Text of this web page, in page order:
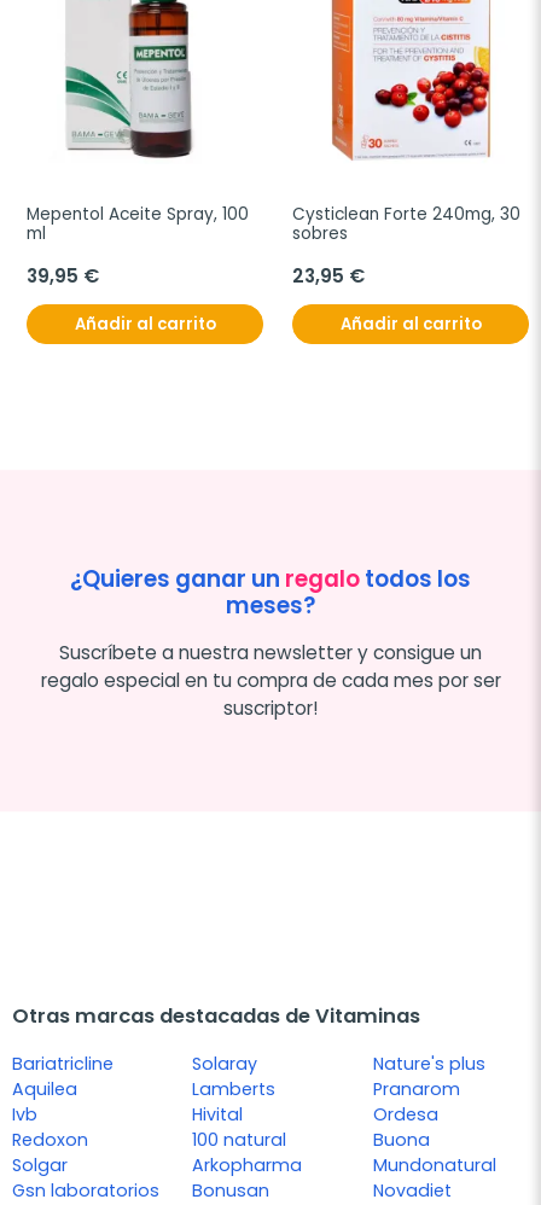
Mepentol Aceite Spray, 100
ml
39,95 €
Añadir al carrito
Cysticlean Forte 240mg, 30
sobres
23,95 €
Añadir al carrito
¿Quieres ganar un regalotodos los
meses?
Suscríbete a nuestra newsletter y consigue un
regalo especial en tu compra de cada mes por ser
suscriptor!
Otras marcas destacadas de Vitaminas
Bariatricline
Aquilea
Ivb
Redoxon
Solgar
Gsn laboratorios
Solaray
Lamberts
Hivital
100 natural
Arkopharma
Bonusan
Nature's plus
Pranarom
Ordesa
Buona
Mundonatural
Novadiet